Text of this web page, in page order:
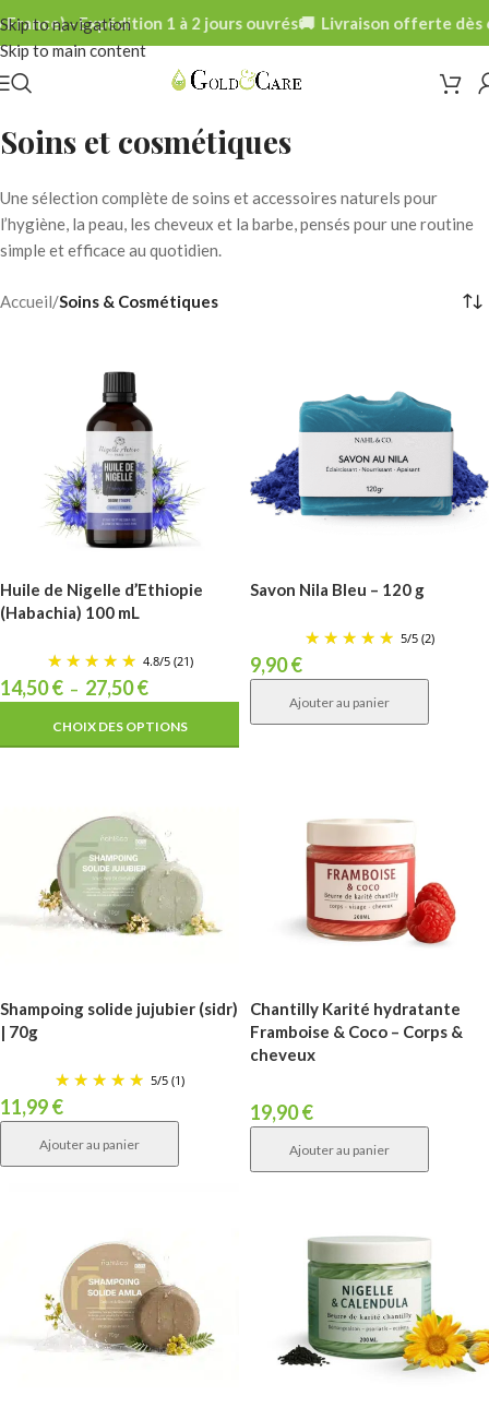
Skip to navigation
Skip to main content
- Expédition 1 à 2 jours ouvrés🚚 Livraison offerte dès 69€
Soins et cosmétiques
Une sélection complète de soins et accessoires naturels pour
l’hygiène, la peau, les cheveux et la barbe, pensés pour une routine
simple et efficace au quotidien.
Accueil/Soins & Cosmétiques
Huile de Nigelle d’Ethiopie
(Habachia) 100 mL
4.8/5 (21)
14,50€ – 27,50€
CHOIX DES OPTIONS
Savon Nila Bleu – 120 g
5/5 (2)
9,90€
Ajouter au panier
Shampoing solide jujubier (sidr)
| 70g
5/5 (1)
11,99€
Ajouter au panier
Chantilly Karité hydratante
Framboise & Coco – Corps &
cheveux
19,90€
Ajouter au panier